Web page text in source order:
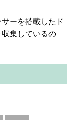
ーを搭載したド
集しているの